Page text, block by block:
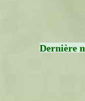
Dernière